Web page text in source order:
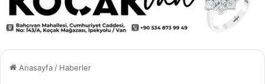
Anasayfa/ Haberler